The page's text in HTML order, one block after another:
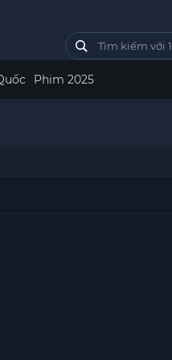
Phim 2025